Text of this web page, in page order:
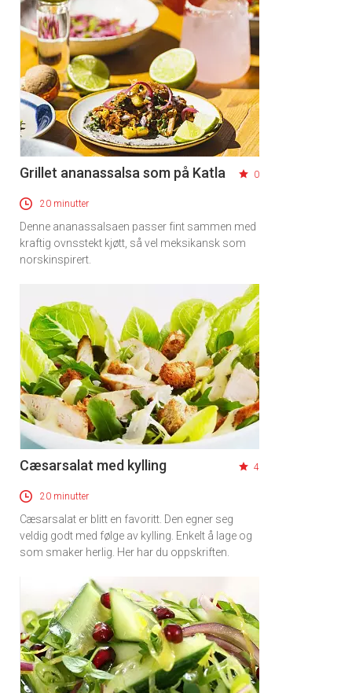
Grillet ananassalsa som på Katla 0
20 minutter
Denne ananassalsaen passer fint sammen med
kraftig ovnsstekt kjøtt, så vel meksikansk som
norskinspirert.
Cæsarsalat med kylling 4
20 minutter
Cæsarsalat er blitt en favoritt. Den egner seg
veldig godt med følge av kylling. Enkelt å lage og
som smaker herlig. Her har du oppskriften.